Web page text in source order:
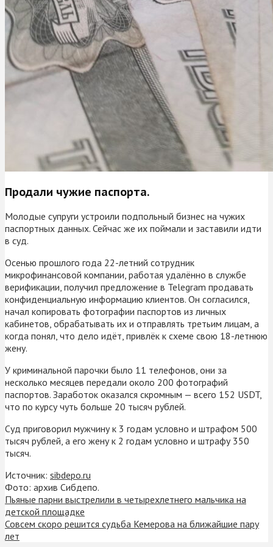
Продали чужие паспорта.
Молодые супруги устроили подпольный бизнес на чужих
паспортных данных. Сейчас же их поймали и заставили идти
в суд.
Осенью прошлого года 22-летний сотрудник
микрофинансовой компании, работая удалённо в службе
верификации, получил предложение в Telegram продавать
конфиденциальную информацию клиентов. Он согласился,
начал копировать фотографии паспортов из личных
кабинетов, обрабатывать их и отправлять третьим лицам, а
когда понял, что дело идёт, привлёк к схеме свою 18-летнюю
жену.
У криминальной парочки было 11 телефонов, они за
несколько месяцев передали около 200 фотографий
паспортов. Заработок оказался скромным — всего 152 USDT,
что по курсу чуть больше 20 тысяч рублей.
Суд приговорил мужчину к 3 годам условно и штрафом 500
тысяч рублей, а его жену к 2 годам условно и штрафу 350
тысяч.
Источник: sibdepo.ru
Фото: архив Сибдепо.
Пьяные парни выстрелили в четырехлетнего мальчика на
детской площадке
Совсем скоро решится судьба Кемерова на ближайшие пару
лет